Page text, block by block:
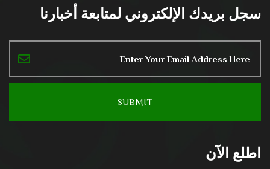
سجل بريدك الإلكتروني لمتابعة أخبارنا
اطلع الآن